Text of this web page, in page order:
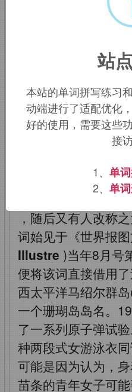
美国试验原子弹的
bikini：
这种
海滨出现时，曾经
轰动。最初法国人
，随后又有人改称
词始见于《世界报
Illustre )当年8月号
便将该词直接借用了
西太平洋马绍尔群
一个珊瑚岛岛名。
了一系列原子弹试
种两段式女游泳衣
可能是因为认为，
苗条的青年女子可
站
本站的单词拼写练习
动端进行了适配优化
好的使用，需要这些
接
1、 单
2、 单